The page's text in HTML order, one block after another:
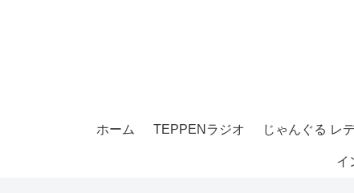
ホーム TEPPENラジオ じゃんぐる レ
イ